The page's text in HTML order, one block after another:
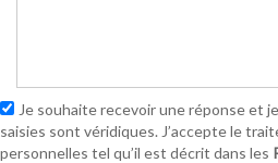
Je souhaite recevoir une réponse et
saisies sont véridiques. J’accepte le
personnelles tel qu’il est décrit dans les